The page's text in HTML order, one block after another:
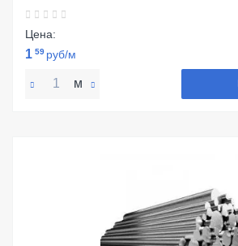
Цена:
1 59 руб/м
м